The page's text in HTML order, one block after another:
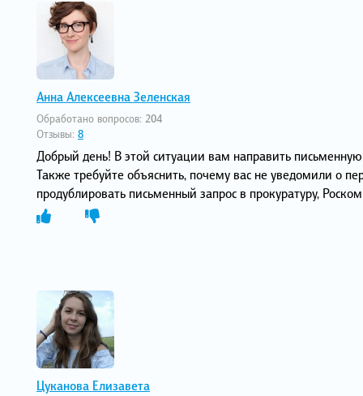
Анна Алексеевна Зеленская
Обработано вопросов: 204
Отзывы: 8
Добрый день! В этой ситуации вам направить
Также требуйте объяснить, почему вас не уведомили о
продублировать письменный запрос в прокуратуру,
Цуканова Елизавета